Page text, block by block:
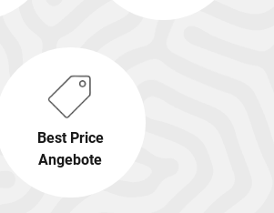
Best Price
Angebote